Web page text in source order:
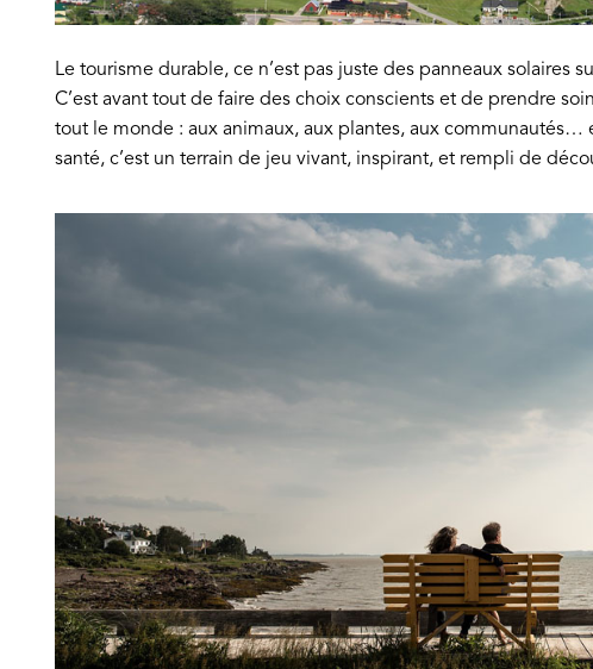
Le tourisme durable, ce n’est pas juste des panneaux solaires
C’est avant tout de faire des choix conscients et de prendre
tout le monde : aux animaux, aux plantes, aux communautés…
santé, c’est un terrain de jeu vivant, inspirant, et rempli de